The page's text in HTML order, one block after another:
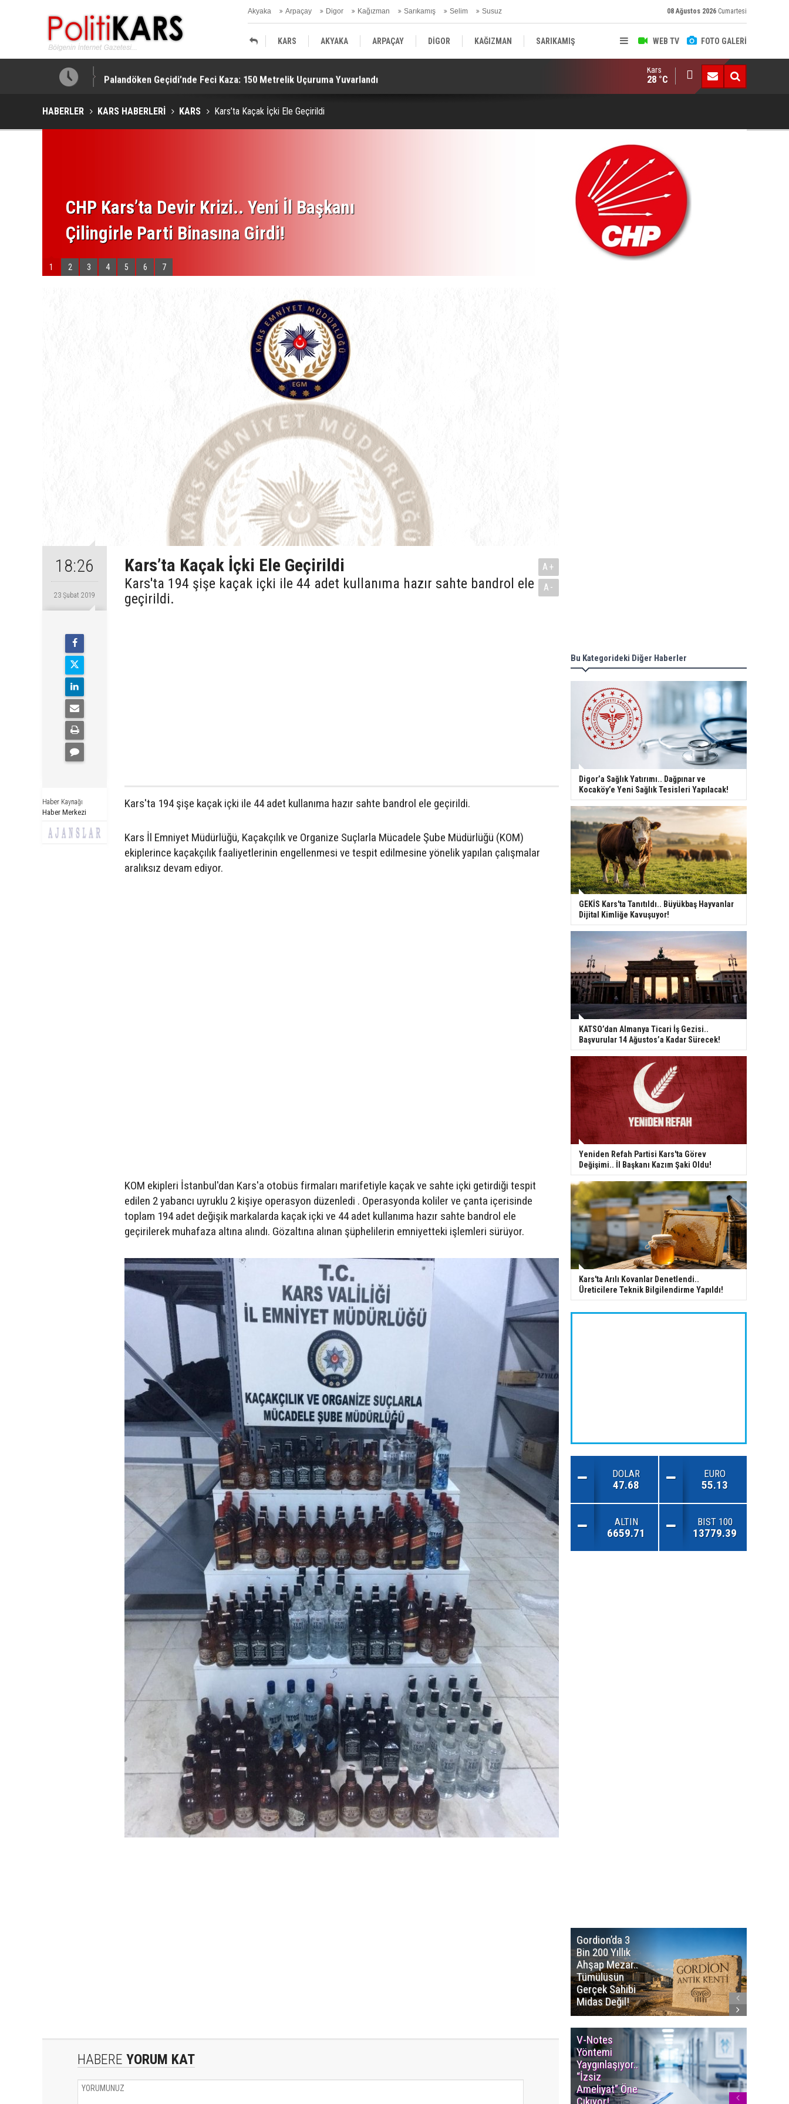
Akyaka Arpaçay Digor Kağızman Sarıkamış Selim Susuz
Kars Gündem
08 Ağustos 2026 Cumartesi
WEB TV FOTO GALERİ
KARS AKYAKA ARPAÇAY DİGOR KAĞIZMAN SARIKAMIŞ
SELİM SUSUZ KARS GÜNDEM
Palandöken Geçidi’nde Feci Kaza: 150 Metrelik Uçuruma Yuvarlandı Azerbaycan ve Ermenistan Liderleri Telefonda Görüştü..
Kars
28 °C
HABERLER KARS HABERLERİ KARS Kars’ta Kaçak İçki Ele Geçirildi
CHP Kars’ta Devir Krizi.. Yeni İl Başkanı
Çilingirle Parti Binasına Girdi!
1 2 3 4 5 6 7
18:26
23 Şubat 2019
Haber Kaynağı
Haber Merkezi
Kars’ta Kaçak İçki Ele Geçirildi
Kars'ta 194 şişe kaçak içki ile 44 adet kullanıma hazır sahte bandrol ele
geçirildi.
A+
A-
Kars'ta 194 şişe kaçak içki ile 44 adet kullanıma hazır sahte bandrol ele geçirildi.
Kars İl Emniyet Müdürlüğü, Kaçakçılık ve Organize Suçlarla Mücadele Şube Müdürlüğü (KOM)
ekiplerince kaçakçılık faaliyetlerinin engellenmesi ve tespit edilmesine yönelik yapılan çalışmalar
aralıksız devam ediyor.
KOM ekipleri İstanbul'dan Kars'a otobüs firmaları marifetiyle kaçak ve sahte içki getirdiği tespit
edilen 2 yabancı uyruklu 2 kişiye operasyon düzenledi . Operasyonda koliler ve çanta içerisinde
toplam 194 adet değişik markalarda kaçak içki ve 44 adet kullanıma hazır sahte bandrol ele
geçirilerek muhafaza altına alındı. Gözaltına alınan şüphelilerin emniyetteki işlemleri sürüyor.
HABERE YORUM KAT
Bu Kategorideki Diğer Haberler
Digor’a Sağlık Yatırımı.. Dağpınar ve
Kocaköy’e Yeni Sağlık Tesisleri Yapılacak!
GEKİS Kars'ta Tanıtıldı.. Büyükbaş Hayvanlar
Dijital Kimliğe Kavuşuyor!
KATSO’dan Almanya Ticari İş Gezisi..
Başvurular 14 Ağustos’a Kadar Sürecek!
Yeniden Refah Partisi Kars'ta Görev
Değişimi.. İl Başkanı Kazım Şaki Oldu!
Kars'ta Arılı Kovanlar Denetlendi..
Üreticilere Teknik Bilgilendirme Yapıldı!
DOLAR
47.68
EURO
55.13
ALTIN
6659.71
BIST 100
13779.39
Gordion’da 3
Bin 200 Yıllık
Ahşap Mezar..
Tümülüsün
Gerçek Sahibi
Midas Değil!
V-Notes
Yöntemi
Yaygınlaşıyor..
“İzsiz
Ameliyat” Öne